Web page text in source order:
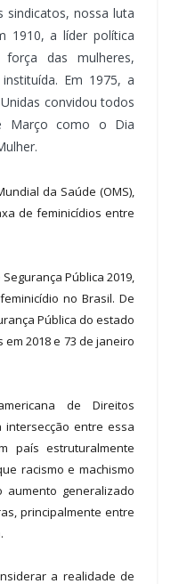
sindicatos, nossa luta
1910, a líder política
das mulheres,
Em 1975, a
convidou todos
Março como o Dia
da Saúde (OMS),
de feminicídios entre
Pública 2019,
no Brasil. De
Pública do estado
2018 e 73 de janeiro
de Direitos
intersecção entre essa
país estruturalmente
racismo e machismo
generalizado
principalmente entre
a realidade de